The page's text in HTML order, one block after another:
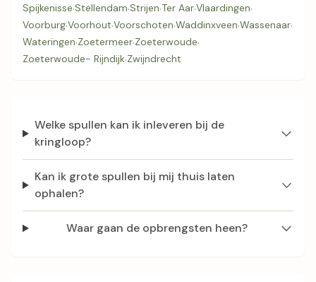
Spijkenisse·Stellendam·Strijen·Ter Aar·Vlaardingen·
Voorburg·Voorhout·Voorschoten·Waddinxveen·Wassenaar·
Wateringen·Zoetermeer·Zoeterwoude·
Zoeterwoude- Rijndijk·Zwijndrecht
Welke spullen kan ik inleveren bij de
kringloop?
Kan ik grote spullen bij mij thuis laten
ophalen?
Waar gaan de opbrengsten heen?